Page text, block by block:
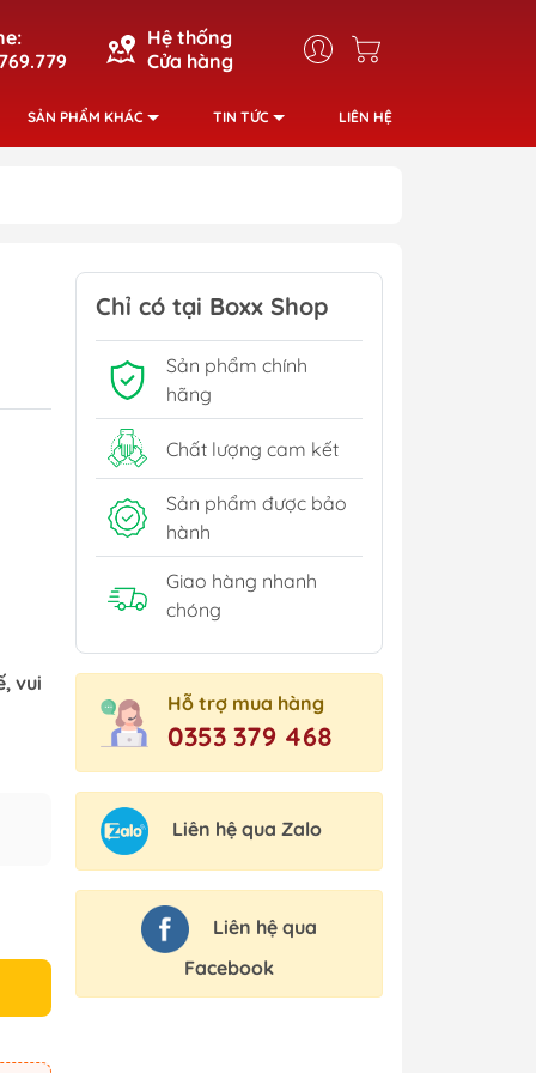
Hệ thống
Cửa hàng
SẢN PHẨM KHÁC TIN TỨC LIÊN HỆ
vui
Chỉ có tại Boxx Shop
Sản phẩm chính
hãng
Chất lượng cam kết
Sản phẩm được bảo
hành
Giao hàng nhanh
chóng
Hỗ trợ mua hàng
0353 379 468
Liên hệ qua Zalo
Liên hệ qua
Facebook